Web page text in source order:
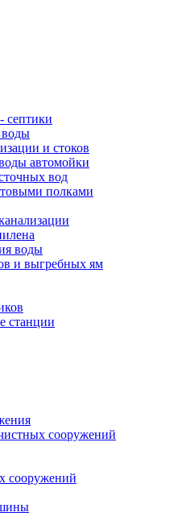
септики
воды
и стоков
автомойки
вод
полками
воды
и выгребных ям
станции
сооружений
сооружений